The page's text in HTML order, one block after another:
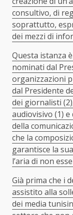
consultivo, di
soprattutto,
dei mezzi di
Questa istanza
nominati dal
organizzazioni
dal Presidente
dei giornalisti
audiovisivo (1)
della
che la
garantisce la
l’aria di non
Già prima che i
assistito alla
dei media